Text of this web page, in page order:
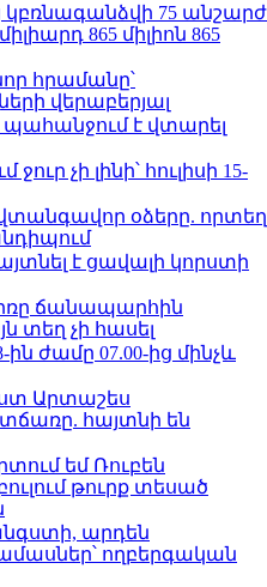
75 անշարժ
865 միլիոն 865
հրամանը՝
վերաբերյալ
պահանջում է վտարել
չի լինի՝ հուլիսի 15-
օձերը. որտեղ
է ցավալի կորստի
ճանապարհին
տեղ չի հասել
ին ժամը 07.00-ից մինչև
Արտաշես
հայտնի են
եմ Ռուբեն
թուրք տեսած
արդեն
ողբերգական